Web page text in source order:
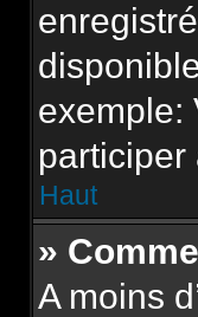
exemple:
participer
Haut
»
A moins